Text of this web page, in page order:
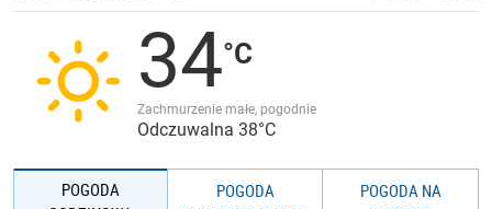
JAKOŚĆ POWIETRZA34
Zachmurzenie małe, pogodnie
Odczuwalna 38°C
POGODA
POGODA
POGODA NA